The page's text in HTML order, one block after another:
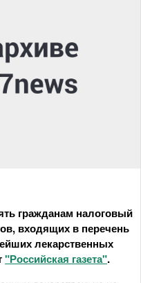
гражданам налоговый
входящих в перечень
лекарственных
"Российская газета".